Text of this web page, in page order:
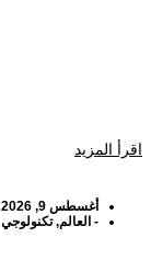
اقرأ المزيد
أغسطس 9, 2026
- العالم,تكنولوجي